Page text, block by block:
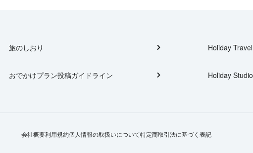
旅のしおり
おでかけプラン投稿ガイドライン
Holiday Travel
Holiday Studio
会社概要利用規約個人情報の取扱いについて特定商取引法に基づく表記